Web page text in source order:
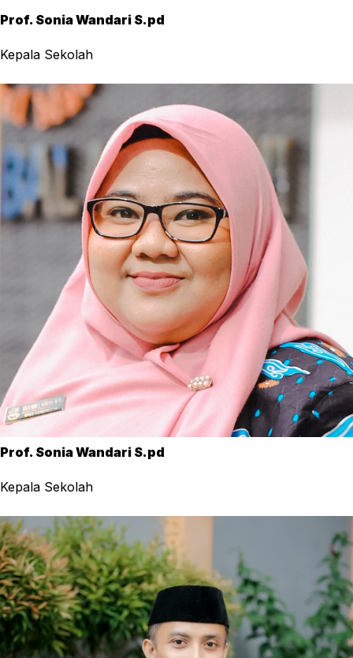
Prof. Sonia Wandari S.pd
Kepala Sekolah
Prof. Sonia Wandari S.pd
Kepala Sekolah